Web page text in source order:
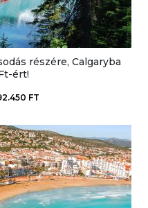
részére, Calgaryba
ért!
FT